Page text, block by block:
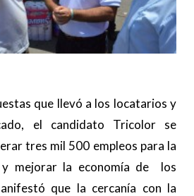
que llevó a los locatarios y
el candidato Tricolor se
tres mil 500 empleos para la
mejorar la economía de los
que la cercanía con la